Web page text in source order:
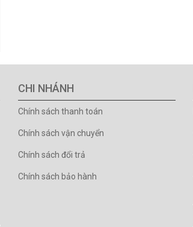
CHI NHÁNH
Chính sách thanh toán
Chính sách vận chuyển
Chính sách đổi trả
Chính sách bảo hành